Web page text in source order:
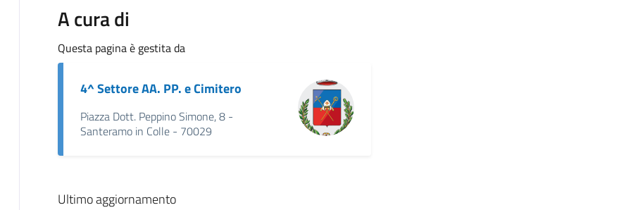
A cura di
Questa pagina è gestita da
4^ Settore AA. PP. e Cimitero
Piazza Dott. Peppino Simone, 8 -
Santeramo in Colle - 70029
Ultimo aggiornamento